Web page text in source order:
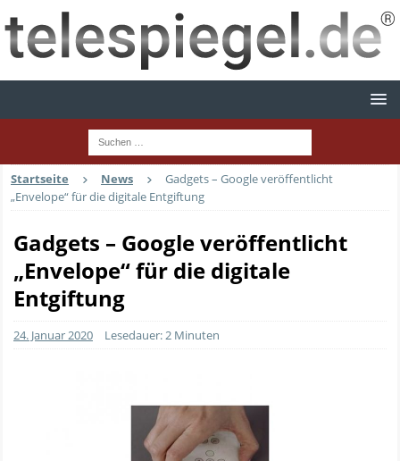
Startseite News
Gadgets – Google veröffentlicht
„Envelope“ für die digitale Entgiftung
Gadgets – Google veröffentlicht
„Envelope“ für die digitale
Entgiftung
24. Januar 2020 Lesedauer: 2 Minuten